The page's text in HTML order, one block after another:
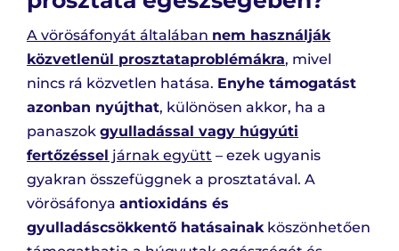
A vörösáfonyát általában nem használják
közvetlenül prosztataproblémákra, mivel
nincs rá közvetlen hatása. Enyhe támogatást
azonban nyújthat, különösen akkor, ha a
panaszok gyulladással vagy húgyúti
fertőzéssel járnak együtt – ezek ugyanis
gyakran összefüggnek a prosztatával. A
vörösáfonya antioxidáns és
gyulladáscsökkentő hatásainakköszönhetően